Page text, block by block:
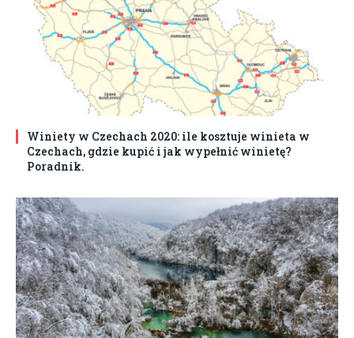
Winiety w Czechach 2020: ile kosztuje winieta w
Czechach, gdzie kupić i jak wypełnić winietę?
Poradnik.